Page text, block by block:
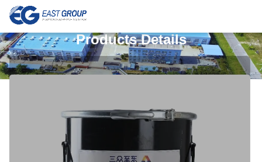
Products Details